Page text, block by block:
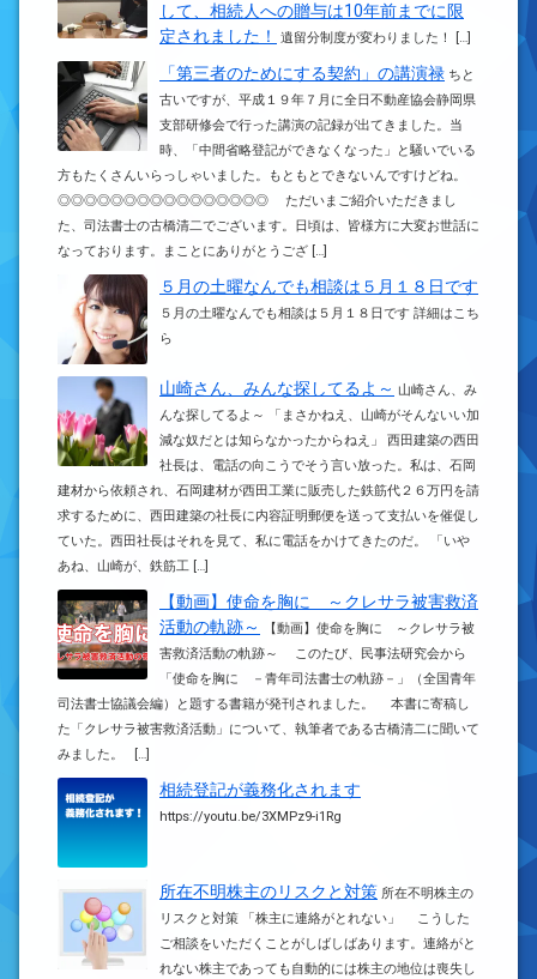
して、相続人への贈与は10年前までに限
定されました！
遺留分制度が変わりました！ […]
「第三者のためにする契約」の講演禄 ちと
古いですが、平成１９年７月に全日不動産協会静岡県
支部研修会で行った講演の記録が出てきました。当
時、「中間省略登記ができなくなった」と騒いでいる
方もたくさんいらっしゃいました。もともとできないんですけどね。
◎◎◎◎◎◎◎◎◎◎◎◎◎◎◎◎ ただいまご紹介いただきまし
た、司法書士の古橋清二でございます。日頃は、皆様方に大変お世話に
なっております。まことにありがとうござ […]
５月の土曜なんでも相談は５月１８日です
５月の土曜なんでも相談は５月１８日です 詳細はこち
ら
山崎さん、みんな探してるよ～ 山崎さん、み
んな探してるよ～ 「まさかねえ、山崎がそんないい加
減な奴だとは知らなかったからねえ」 西田建築の西田
社長は、電話の向こうでそう言い放った。私は、石岡
建材から依頼され、石岡建材が西田工業に販売した鉄筋代２６万円を請
求するために、西田建築の社長に内容証明郵便を送って支払いを催促し
ていた。西田社長はそれを見て、私に電話をかけてきたのだ。 「いや
あね、山崎が、鉄筋工 […]
【動画】使命を胸に ～クレサラ被害救済
活動の軌跡～
【動画】使命を胸に ～クレサラ被
害救済活動の軌跡～ このたび、民事法研究会から
「使命を胸に －青年司法書士の軌跡－」（全国青年
司法書士協議会編）と題する書籍が発刊されました。 本書に寄稿し
た「クレサラ被害救済活動」について、執筆者である古橋清二に聞いて
みました。 […]
相続登記が義務化されます
https://youtu.be/3XMPz9-i1Rg
所在不明株主のリスクと対策 所在不明株主の
リスクと対策 「株主に連絡がとれない」 こうした
ご相談をいただくことがしばしばあります。連絡がと
れない株主であっても自動的には株主の地位は喪失し